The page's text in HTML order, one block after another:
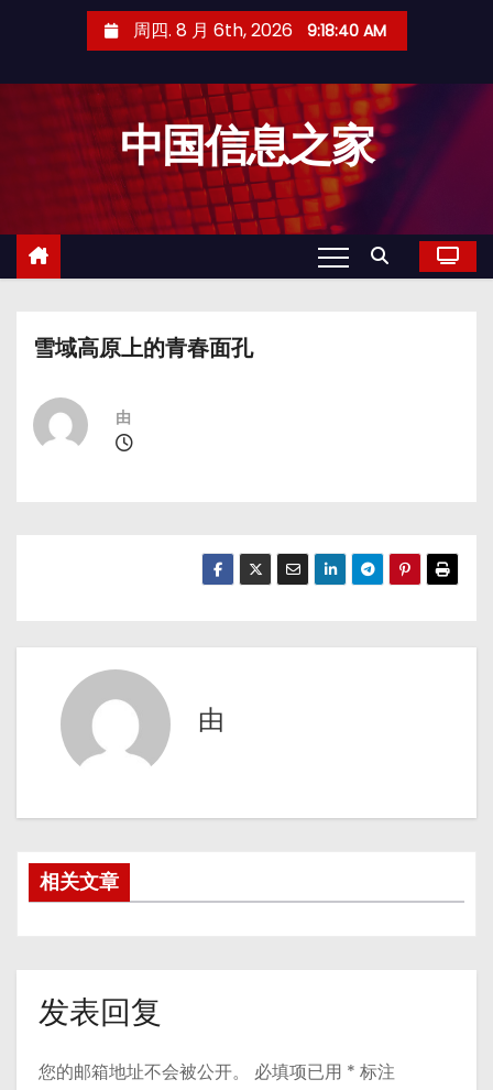
周四. 8 月 6th, 2026 9:18:40 AM
中国信息之家
雪域高原上的青春面孔
由
由
相关文章
发表回复
您的邮箱地址不会被公开。 必填项已用 * 标注